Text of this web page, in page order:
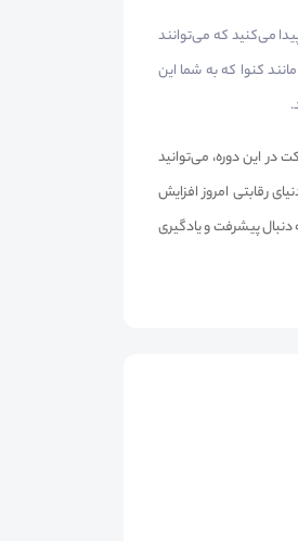
می‌کنید که می‌توانند
کنوا که به شما این
در این دوره، می‌توانید
رقابتی امروز افزایش
پیشرفت و یادگیری